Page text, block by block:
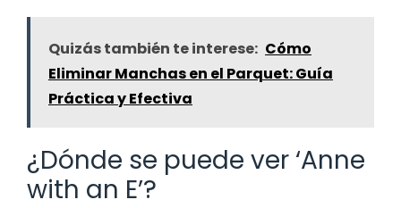
Quizás también te interese: Cómo
Eliminar Manchas en el Parquet: Guía
Práctica y Efectiva
¿Dónde se puede ver ‘Anne
with an E’?